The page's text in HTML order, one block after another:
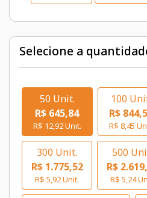
Selecione a
50 Unit.
R$ 645,84
R$ 12,92 Unit.
100
R$
R$ 8,45
300 Unit.
R$ 1.775,52
R$ 5,92 Unit.
500
R$
R$ 5,24